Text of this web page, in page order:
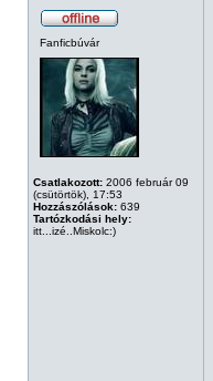
Fanficbúvár
Csatlakozott: 2006 február 09
(csütörtök), 17:53
Hozzászólások: 639
Tartózkodási hely:
itt...izé..Miskolc:)